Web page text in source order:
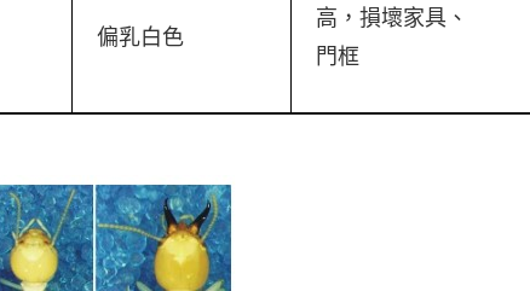
偏乳白色
高，損壞家具、
門框